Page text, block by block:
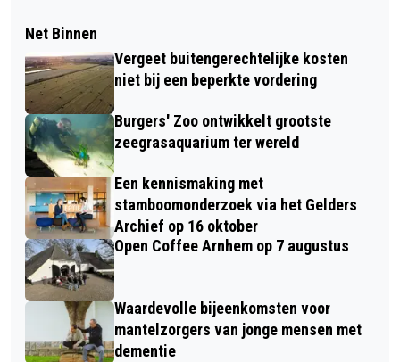
Net Binnen
Vergeet buitengerechtelijke kosten
niet bij een beperkte vordering
Burgers' Zoo ontwikkelt grootste
zeegrasaquarium ter wereld
Een kennismaking met
stamboomonderzoek via het Gelders
Archief op 16 oktober
Open Coffee Arnhem op 7 augustus
Waardevolle bijeenkomsten voor
mantelzorgers van jonge mensen met
dementie